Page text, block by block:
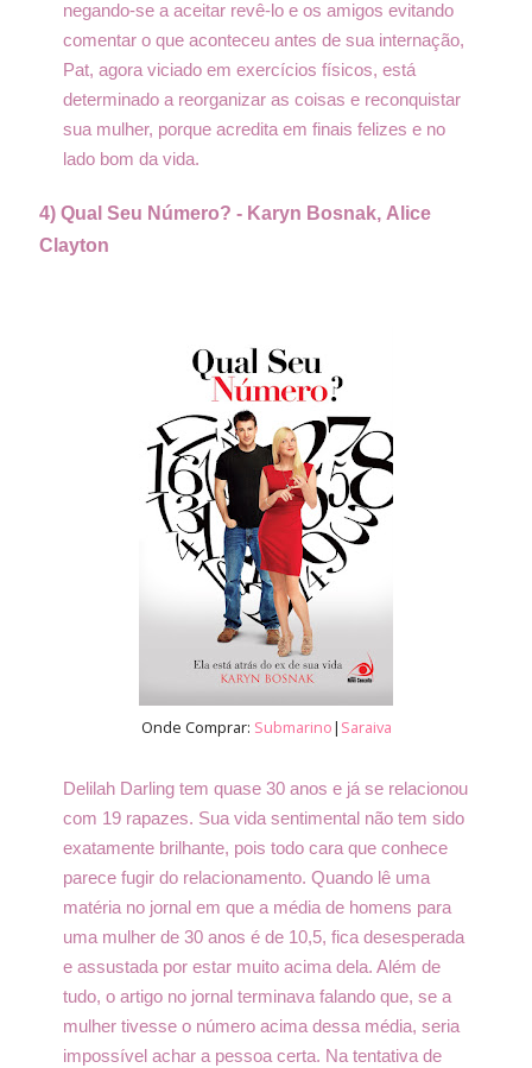
negando-se a aceitar revê-lo e os amigos evitando
comentar o que aconteceu antes de sua internação,
Pat, agora viciado em exercícios físicos, está
determinado a reorganizar as coisas e reconquistar
sua mulher, porque acredita em finais felizes e no
lado bom da vida.
4) Qual Seu Número? - Karyn Bosnak, Alice
Clayton
Onde Comprar: Submarino| Saraiva
Delilah Darling tem quase 30 anos e já se relacionou
com 19 rapazes. Sua vida sentimental não tem sido
exatamente brilhante, pois todo cara que conhece
parece fugir do relacionamento. Quando lê uma
matéria no jornal em que a média de homens para
uma mulher de 30 anos é de 10,5, fica desesperada
e assustada por estar muito acima dela. Além de
tudo, o artigo no jornal terminava falando que, se a
mulher tivesse o número acima dessa média, seria
impossível achar a pessoa certa. Na tentativa de